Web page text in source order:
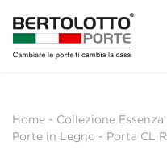
Home - Collezione
Porte in Legno - Porta CL